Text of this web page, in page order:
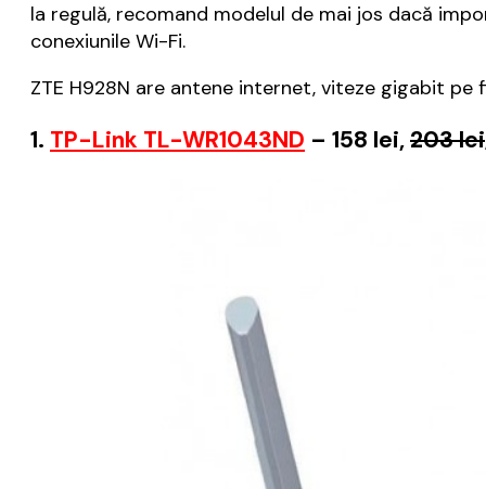
la regulă, recomand modelul de mai jos dacă
conexiunile Wi-Fi.
ZTE H928N are antene internet, viteze gigabit
1. TP-Link TL-WR1043ND – 158 lei,203 lei